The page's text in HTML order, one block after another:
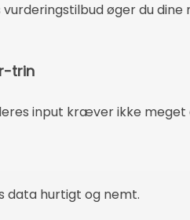
øger du
trin
input kræver ikke meget
data hurtigt og nemt.